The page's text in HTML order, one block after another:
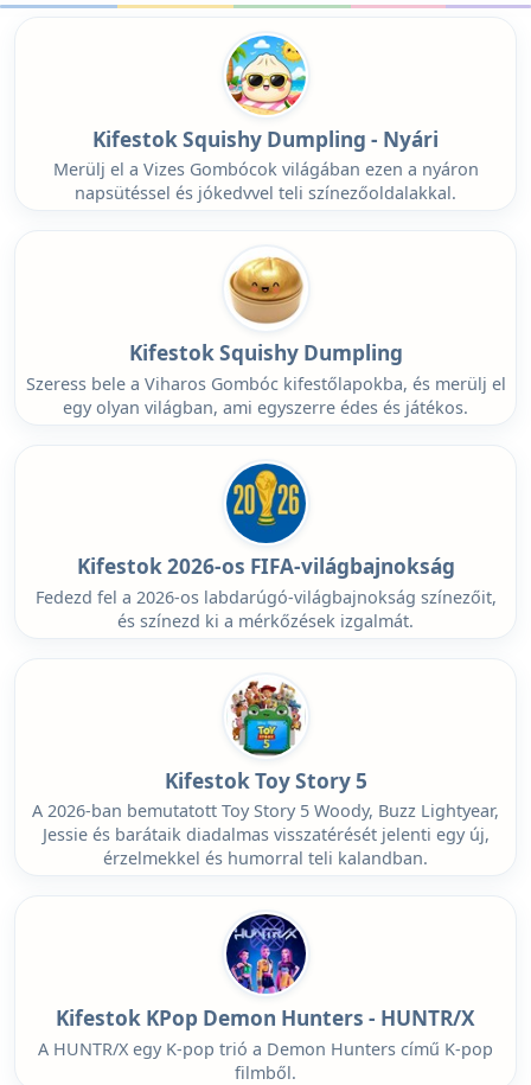
Kifestok Squishy Dumpling - Nyári
Merülj el a Vizes Gombócok világában ezen a nyáron
napsütéssel és jókedvvel teli színezőoldalakkal.
Kifestok Squishy Dumpling
Szeress bele a Viharos Gombóc kifestőlapokba, és merülj el
egy olyan világban, ami egyszerre édes és játékos.
Kifestok 2026-os FIFA-világbajnokság
Fedezd fel a 2026-os labdarúgó-világbajnokság színezőit,
és színezd ki a mérkőzések izgalmát.
Kifestok Toy Story 5
A 2026-ban bemutatott Toy Story 5 Woody, Buzz Lightyear,
Jessie és barátaik diadalmas visszatérését jelenti egy új,
érzelmekkel és humorral teli kalandban.
Kifestok KPop Demon Hunters - HUNTR/X
A HUNTR/X egy K-pop trió a Demon Hunters című K-pop
filmből.